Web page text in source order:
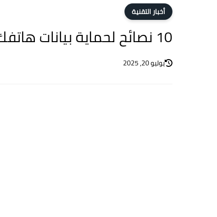
أخبار التقنية
10 نصائح لحماية بيانات هاتفك من الأختراق والتجسس
يوليو 20, 2025